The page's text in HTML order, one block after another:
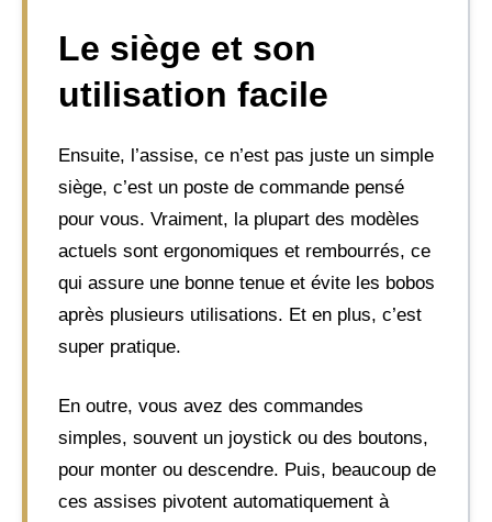
Le siège et son
utilisation facile
Ensuite, l’assise, ce n’est pas juste un simple
siège, c’est un poste de commande pensé
pour vous. Vraiment, la plupart des modèles
actuels sont ergonomiques et rembourrés, ce
qui assure une bonne tenue et évite les bobos
après plusieurs utilisations. Et en plus, c’est
super pratique.
En outre, vous avez des commandes
simples, souvent un joystick ou des boutons,
pour monter ou descendre. Puis, beaucoup de
ces assises pivotent automatiquement à